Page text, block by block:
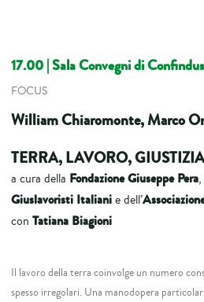
17.00| Sala Convegni di
FOCUS
William Chiaromonte, Marco
TERRA, LAVORO,
a cura della Fondazione Giuseppe Pera
Giuslavoristi Italianie dell’
conTatiana Biagioni
Il lavoro della terra coinvolge un numero
spesso irregolari. Una manodopera